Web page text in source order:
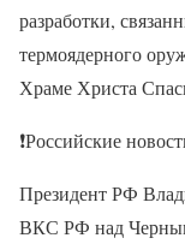
разработки,
термоядерного
Храме Христа
❗Российские
Президент РФ
ВКС РФ над